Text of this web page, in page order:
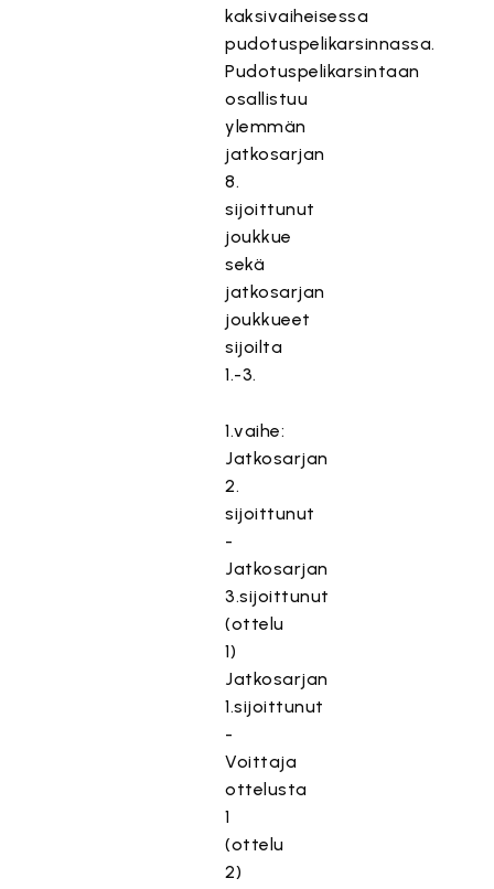
kaksivaiheisessa
pudotuspelikarsinnassa.
Pudotuspelikarsintaan
osallistuu
ylemmän
jatkosarjan
8.
sijoittunut
joukkue
sekä
jatkosarjan
joukkueet
sijoilta
1.-3.
1.vaihe:
Jatkosarjan
2.
sijoittunut
-
Jatkosarjan
3.sijoittunut
(ottelu
1)
Jatkosarjan
1.sijoittunut
-
Voittaja
ottelusta
1
(ottelu
2)